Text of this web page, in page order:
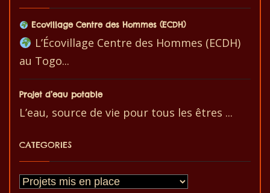
Ecovillage Centre des Hommes (ECDH)
L’Écovillage Centre des Hommes (ECDH)
au Togo...
Projet d’eau potable
L’eau, source de vie pour tous les êtres ...
CATEGORIES